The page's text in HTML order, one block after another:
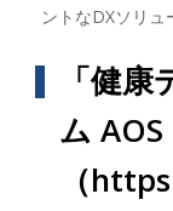
ントなDXソリュ
「健
ム
（